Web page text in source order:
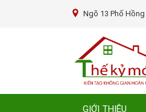
Ngõ 13 Phố
GIỚI THIỆU